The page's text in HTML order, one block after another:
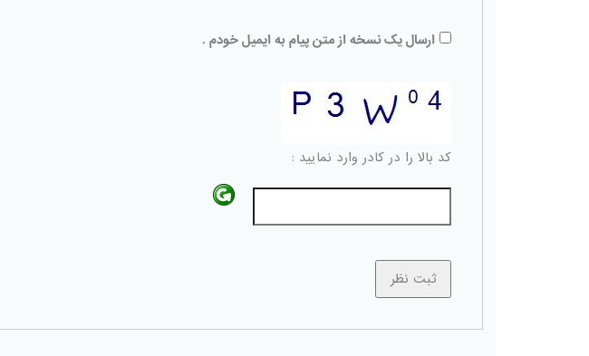
ارسال یک نسخه از متن پیام به ایمیل خودم .
کد بالا را در کادر وارد نمایید :